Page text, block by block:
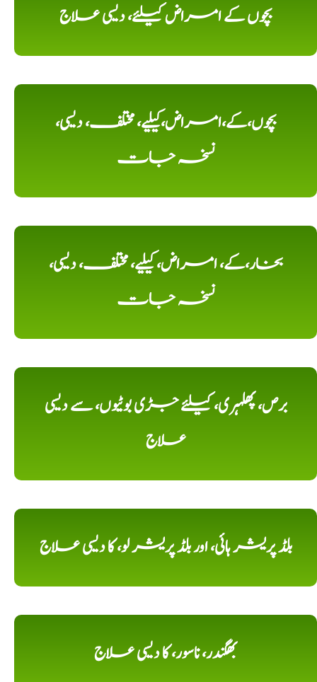
بچوں کے امراض کیلئے، دیسی علاج
بچوں،کے،امراض،کیلیے، مختلف، دیسی،
نسخہ جات
بخار،کے، امراض، کیلیے، مختلف، دیسی،
نسخہ جات
برص، پھلہری، کیلئے جڑی بوٹیوں، سے دیسی
علاج
بلڈ پریشر ہائی، اور بلڈ پریشر لو، کا دیسی علاج
بھگندر، ناسور، کا دیسی علاج